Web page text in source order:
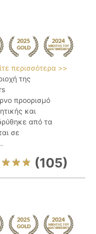
περισσότερα >>
της
προορισμό
και
από τα
σε
(105)